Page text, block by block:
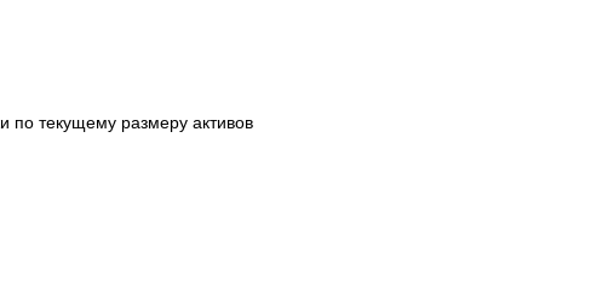
по текущему размеру активов